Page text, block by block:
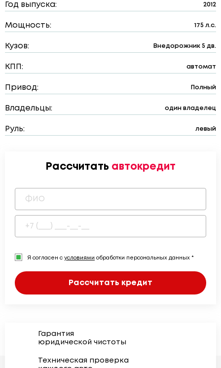
Год выпуска: 2012
Мощность: 175 л.с.
Кузов: Внедорожник 5 дв.
КПП: автомат
Привод: Полный
Владельцы: один владелец
Руль: левый
Рассчитать автокредит
Я согласен с условиями обработки персональных данных *
Рассчитать кредит
Гарантия
юридической чистоты
Техническая проверка